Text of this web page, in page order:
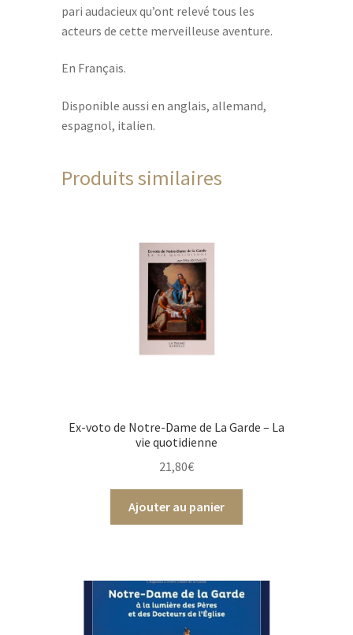
pari audacieux qu’ont relevé tous les
acteurs de cette merveilleuse aventure.
En Français.
Disponible aussi en anglais, allemand,
espagnol, italien.
Produits similaires
Ex-voto de Notre-Dame de La Garde – La
vie quotidienne
21,80€
Ajouter au panier